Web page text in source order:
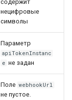
содержит
нецифровые
символы
Параметр
apiTokenInstanc
e не задан
Поле webhookUrl
не пустое.